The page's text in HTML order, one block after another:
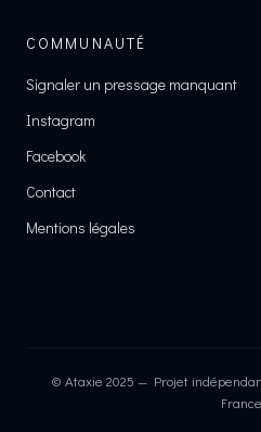
COMMUNAUTÉ
Signaler un pressage manquant
Instagram
Facebook
Contact
Mentions légales
© Ataxie 2025 — Projet
France.